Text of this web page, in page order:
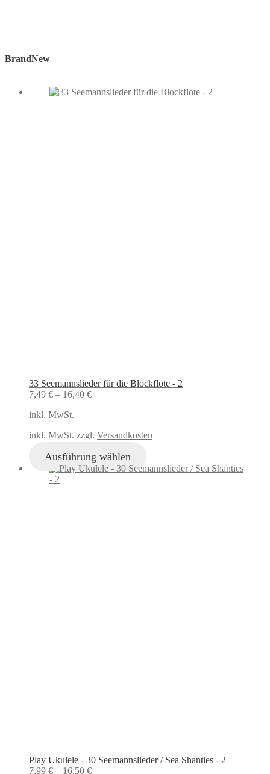
BrandNew
33 Seemannslieder für die Blockflöte - 2
7,49 € – 16,40 €
inkl. MwSt.
inkl. MwSt. zzgl. Versandkosten
Ausführung wählen
Play Ukulele - 30 Seemannslieder / Sea Shanties - 2
7,99 € – 16,50 €